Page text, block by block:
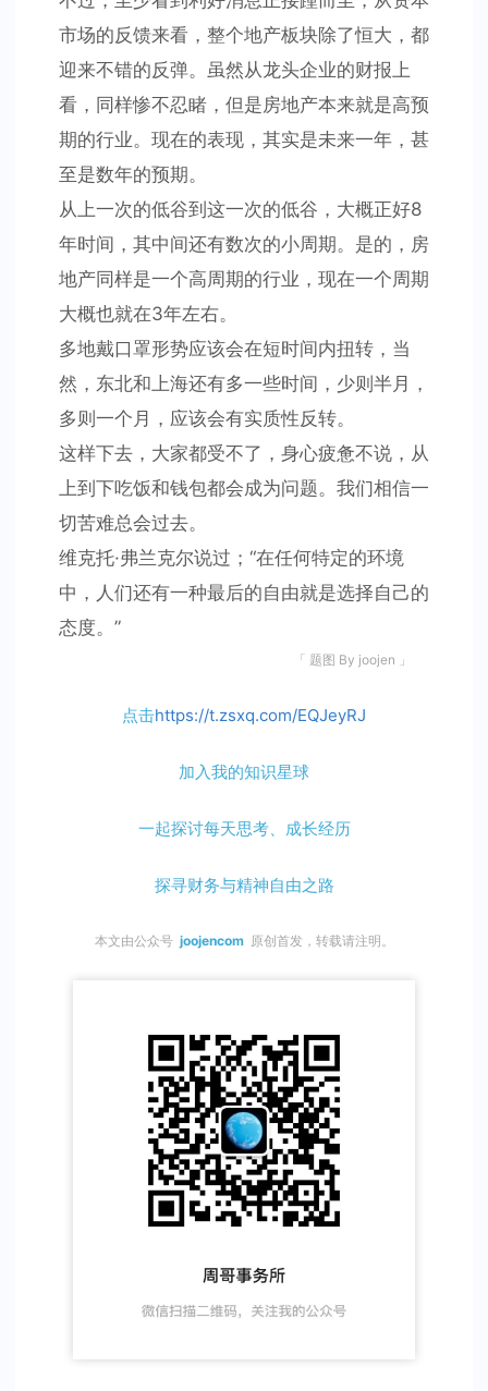
市场的反馈来看，整个地产板块除了恒大，都
迎来不错的反弹。虽然从龙头企业的财报上
看，同样惨不忍睹，但是房地产本来就是高预
期的行业。现在的表现，其实是未来一年，甚
至是数年的预期。
从上一次的低谷到这一次的低谷，大概正好8
年时间，其中间还有数次的小周期。是的，房
地产同样是一个高周期的行业，现在一个周期
大概也就在3年左右。
多地戴口罩形势应该会在短时间内扭转，当
然，东北和上海还有多一些时间，少则半月，
多则一个月，应该会有实质性反转。
这样下去，大家都受不了，身心疲惫不说，从
上到下吃饭和钱包都会成为问题。我们相信一
切苦难总会过去。
维克托·弗兰克尔说过；“在任何特定的环境
中，人们还有一种最后的自由就是选择自己的
态度。”
「 题图 By joojen 」
点击https://t.zsxq.com/EQJeyRJ
加入我的知识星球
一起探讨每天思考、成长经历
探寻财务与精神自由之路
本文由公众号 joojencom原创首发，转载请注明。